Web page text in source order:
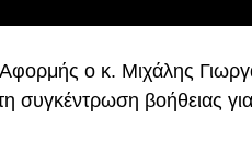
ο κ. Μιχάλης
συγκέντρωση βοήθειας